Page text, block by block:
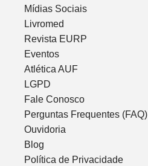
Mídias Sociais
Livromed
Revista EURP
Eventos
Atlética AUF
LGPD
Fale Conosco
Perguntas Frequentes (FAQ)
Ouvidoria
Blog
Política de Privacidade